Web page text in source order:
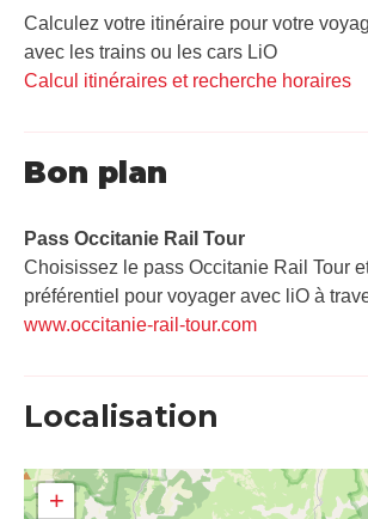
Calculez votre itinéraire pour votre
avec les trains ou les cars LiO
Calcul itinéraires et recherche horaires
Bon plan
Pass Occitanie Rail Tour​
Choisissez le pass Occitanie Rail Tour
préférentiel pour voyager avec liO à
www.occitanie-rail-tour.com
Localisation
+